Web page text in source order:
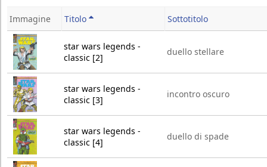
Immagine Titolo Sottotitolo
star wars legends -
classic [2]
duello stellare
star wars legends -
classic [3]
incontro oscuro
star wars legends -
classic [4]
duello di spade